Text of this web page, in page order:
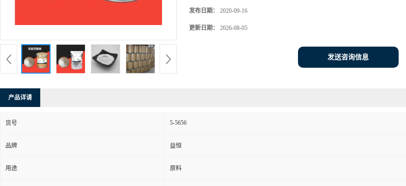
发布日期： 2020-09-16
更新日期： 2026-08-05
发送咨询信息
产品详请
货号 5-5656
品牌 益恒
用途 原料